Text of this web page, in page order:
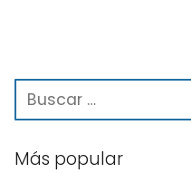
Más popular